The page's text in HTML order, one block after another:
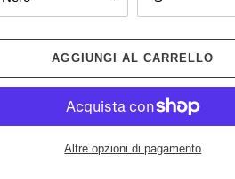
AGGIUNGI AL CARRELLO
Altre opzioni di pagamento